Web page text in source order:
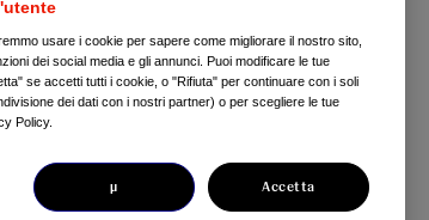
usare i cookie per sapere come migliorare il nostro sito,
dei social media e gli annunci. Puoi modificare le tue
se accetti tutti i cookie, o "Rifiuta" per continuare con i soli
dei dati con i nostri partner) o per scegliere le tue
Policy.
µ Accetta